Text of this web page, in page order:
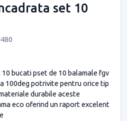
set 10
bucati pset de 10 balamale fgv
100deg potrivite pentru orice tip
durabile aceste
eco oferind un raport excelent